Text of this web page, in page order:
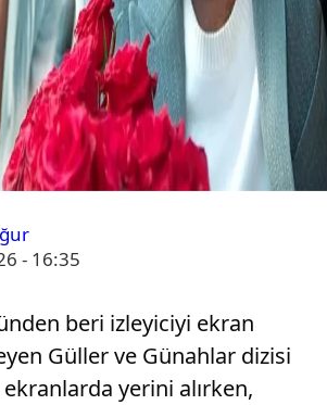
- 16:35
beri izleyiciyi ekran
Güller ve Günahlar dizisi
yerini alırken,